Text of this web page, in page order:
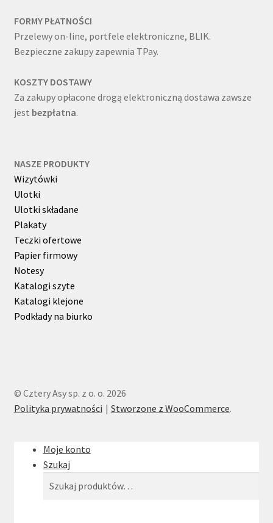
FORMY PŁATNOŚCI
Przelewy on-line, portfele elektroniczne, BLIK.
Bezpieczne zakupy zapewnia TPay.
KOSZTY DOSTAWY
Za zakupy opłacone drogą elektroniczną dostawa zawsze
jest bezpłatna.
NASZE PRODUKTY
Wizytówki
Ulotki
Ulotki składane
Plakaty
Teczki ofertowe
Papier firmowy
Notesy
Katalogi szyte
Katalogi klejone
Podkłady na biurko
© Cztery Asy sp. z o. o. 2026
Polityka prywatności
Stworzone z WooCommerce.
Moje konto
Szukaj